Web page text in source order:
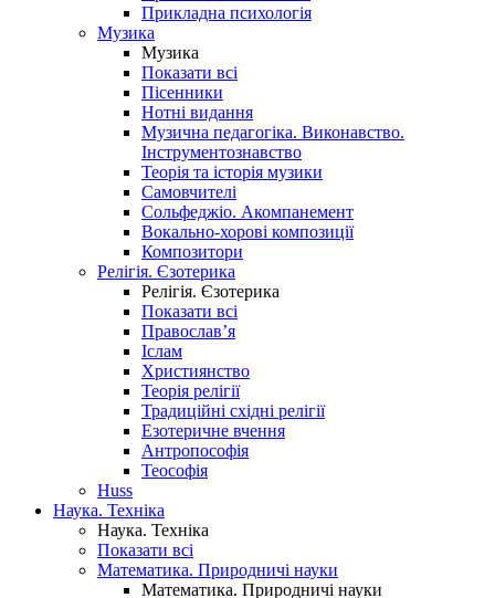
Прикладна психологія
Музика
Музика
Показати всі
Пісенники
Нотні видання
Музична педагогіка. Виконавство.
Інструментознавство
Теорія та історія музики
Самовчителі
Сольфеджіо. Акомпанемент
Вокально-хорові композиції
Композитори
Релігія. Єзотерика
Релігія. Єзотерика
Показати всі
Православ’я
Іслам
Християнство
Теорія релігії
Традиційні східні релігії
Езотеричне вчення
Антропософія
Теософія
Huss
Наука. Техніка
Наука. Техніка
Показати всі
Математика. Природничі науки
Математика. Природничі науки